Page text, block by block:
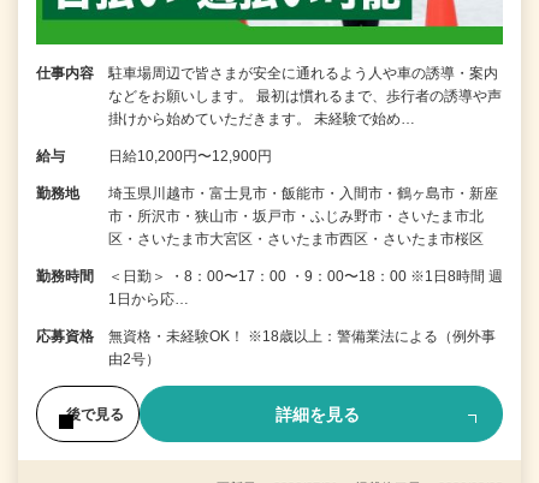
仕事内容
駐車場周辺で皆さまが安全に通れるよう人や車の誘導・案内
などをお願いします。 最初は慣れるまで、歩行者の誘導や声
掛けから始めていただきます。 未経験で始め…
給与 日給10,200円〜12,900円
勤務地
埼玉県川越市・富士見市・飯能市・入間市・鶴ヶ島市・新座
市・所沢市・狭山市・坂戸市・ふじみ野市・さいたま市北
区・さいたま市大宮区・さいたま市西区・さいたま市桜区
勤務時間
＜日勤＞ ・8：00〜17：00 ・9：00〜18：00 ※1日8時間 週
1日から応…
応募資格
無資格・未経験OK！ ※18歳以上：警備業法による（例外事
由2号）
後で見る 詳細を見る